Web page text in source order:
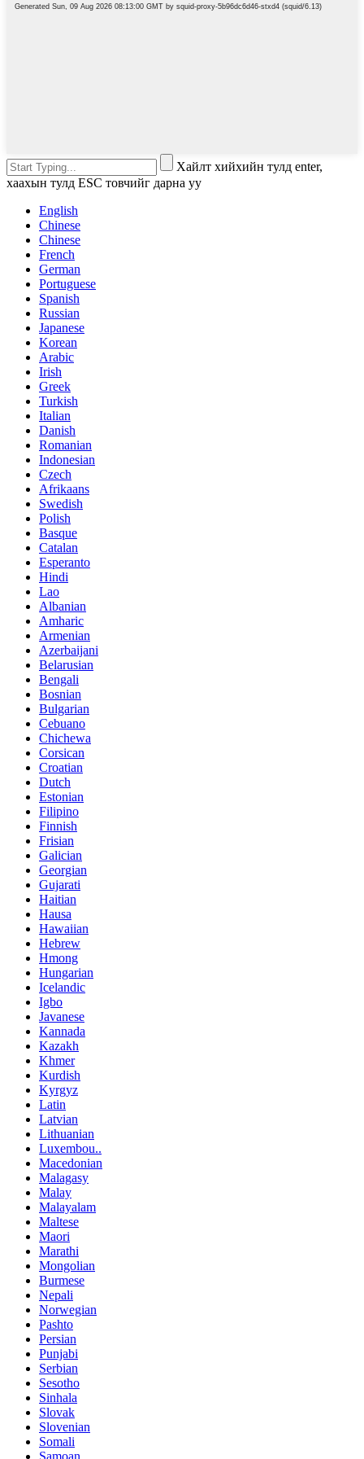
Хайлт хийхийн тулд enter,
хаахын тулд ESC товчийг дарна уу
English
Chinese
Chinese
French
German
Portuguese
Spanish
Russian
Japanese
Korean
Arabic
Irish
Greek
Turkish
Italian
Danish
Romanian
Indonesian
Czech
Afrikaans
Swedish
Polish
Basque
Catalan
Esperanto
Hindi
Lao
Albanian
Amharic
Armenian
Azerbaijani
Belarusian
Bengali
Bosnian
Bulgarian
Cebuano
Chichewa
Corsican
Croatian
Dutch
Estonian
Filipino
Finnish
Frisian
Galician
Georgian
Gujarati
Haitian
Hausa
Hawaiian
Hebrew
Hmong
Hungarian
Icelandic
Igbo
Javanese
Kannada
Kazakh
Khmer
Kurdish
Kyrgyz
Latin
Latvian
Lithuanian
Luxembou..
Macedonian
Malagasy
Malay
Malayalam
Maltese
Maori
Marathi
Mongolian
Burmese
Nepali
Norwegian
Pashto
Persian
Punjabi
Serbian
Sesotho
Sinhala
Slovak
Slovenian
Somali
Samoan